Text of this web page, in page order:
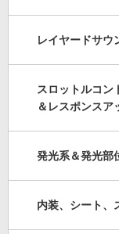
レイヤードサウ
スロットルコン
＆レスポンスア
発光系＆発光部
内装、シート、